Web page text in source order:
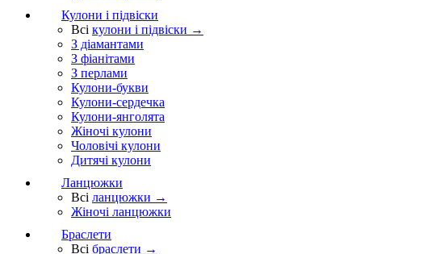
Кулони і підвіски
Всі кулони і підвіски →
З діамантами
З фіанітами
З перлами
Кулони-букви
Кулони-сердечка
Кулони-янголята
Жіночі кулони
Чоловічі кулони
Дитячі кулони
Ланцюжки
Всі ланцюжки →
Жіночі ланцюжки
Браслети
Всі браслети →